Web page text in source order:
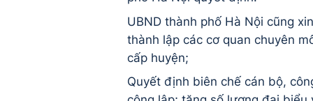
UBND thành phố Hà Nội cũng
thành lập các cơ quan chuyên
cấp huyện;
Quyết định biên chế cán bộ,